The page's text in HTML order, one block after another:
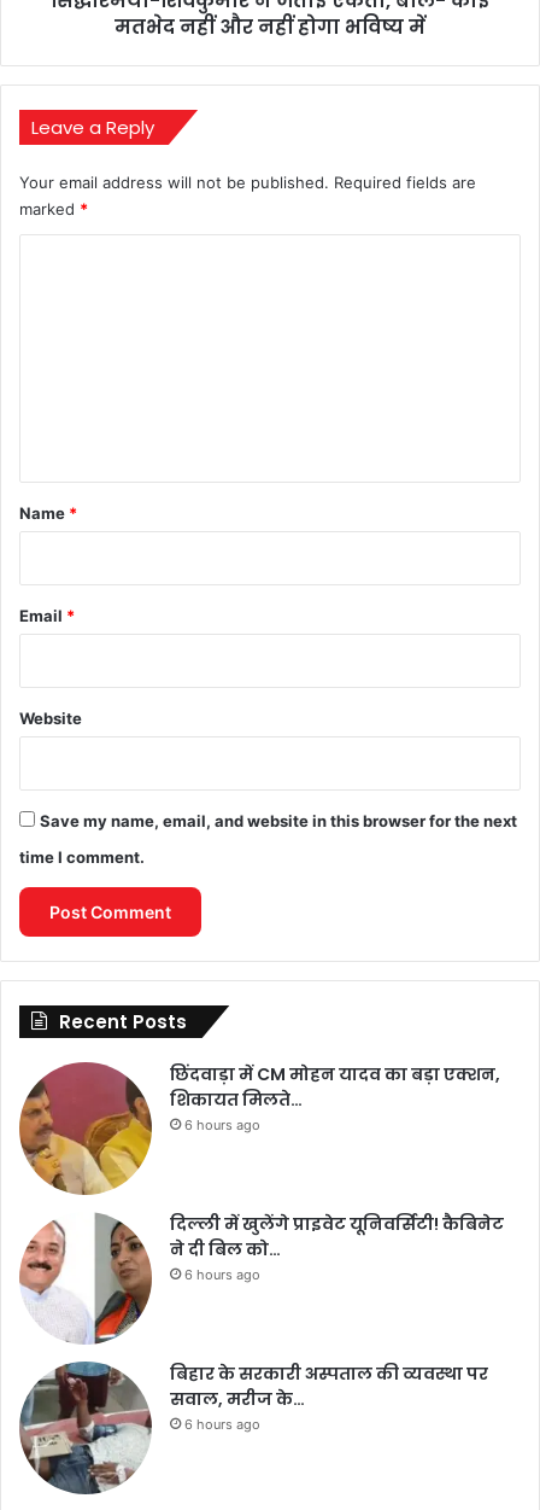
मतभेद नहीं और नहीं होगा भविष्य में
Leave a Reply
Your email address will not be published. Required fields are
marked *
*
Name *
Email *
Website
Save my name, email, and website in this browser for the next
time I comment.
Recent Posts
छिंदवाड़ा में CM मोहन यादव का बड़ा एक्शन,
शिकायत मिलते…
6 hours ago
दिल्ली में खुलेंगे प्राइवेट यूनिवर्सिटी! कैबिनेट
ने दी बिल को…
6 hours ago
बिहार के सरकारी अस्पताल की व्यवस्था पर
सवाल, मरीज के…
6 hours ago